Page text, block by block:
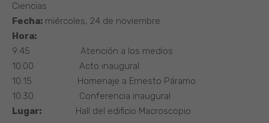
Ciencias
Fecha: miércoles, 24 de noviembre
Hora:
9:45 Atención a los medios
10:00 Acto inaugural
10:15 Homenaje a Ernesto Páramo
10:30 Conferencia inaugural
Lugar: Hall del edificio Macroscopio